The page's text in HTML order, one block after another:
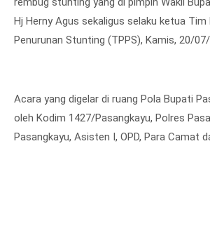
Hj Herny Agus sekaligus selaku ketua Tim
Penurunan Stunting (TPPS), Kamis, 20/
Acara yang digelar di ruang Pola Bupati
oleh Kodim 1427/Pasangkayu, Polres
Pasangkayu, Asisten I, OPD, Para Camat